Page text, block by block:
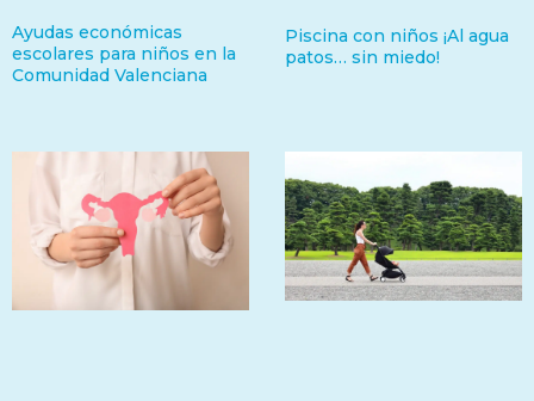
Ayudas económicas
escolares para niños en la
Comunidad Valenciana
Piscina con niños ¡Al agua
patos… sin miedo!